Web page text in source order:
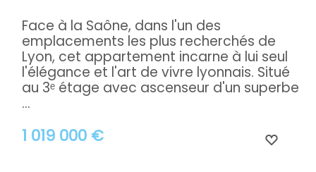
1 019 000 €
Face à la Saône, dans l'un des
emplacements les plus recherchés de
Lyon, cet appartement incarne à lui seul
l'élégance et l'art de vivre lyonnais. Situé
au 3ᵉ étage avec ascenseur d'un superbe
...